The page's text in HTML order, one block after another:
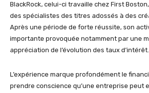
BlackRock, celui-ci travaille chez First
des spécialistes des titres adossés à des
Après une période de forte réussite, son
importante provoquée notamment par une
appréciation de l’évolution des taux d’intérêt.
L’expérience marque profondément le
prendre conscience qu’une entreprise peut